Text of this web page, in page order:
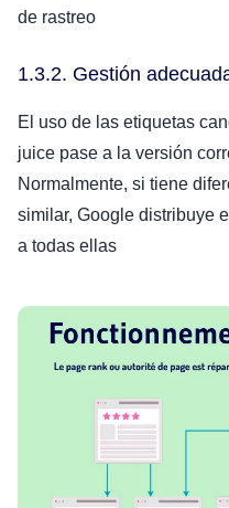
de rastreo
1.3.2. Gestión
El uso de las etiquetas
juice pase a la versión
Normalmente, si tiene
similar, Google distribuye
a todas ellas